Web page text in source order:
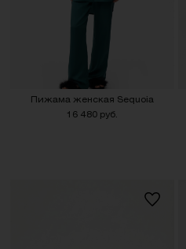
Пижама женская Sequoia
16 480 руб.